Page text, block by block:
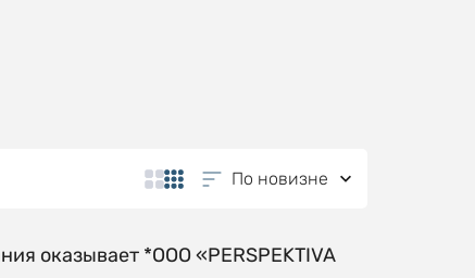
По новизне
оказывает *OOO «PERSPEKTIVA